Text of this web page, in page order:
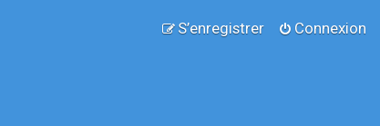
Connexion
S’enregistrer